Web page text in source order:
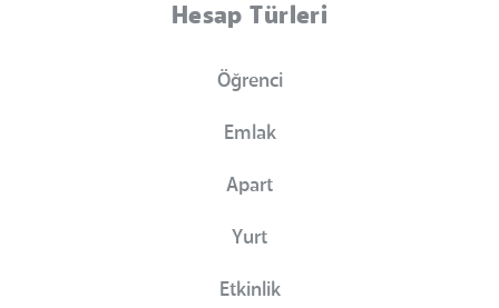
Hesap Türleri
Öğrenci
Emlak
Apart
Yurt
Etkinlik